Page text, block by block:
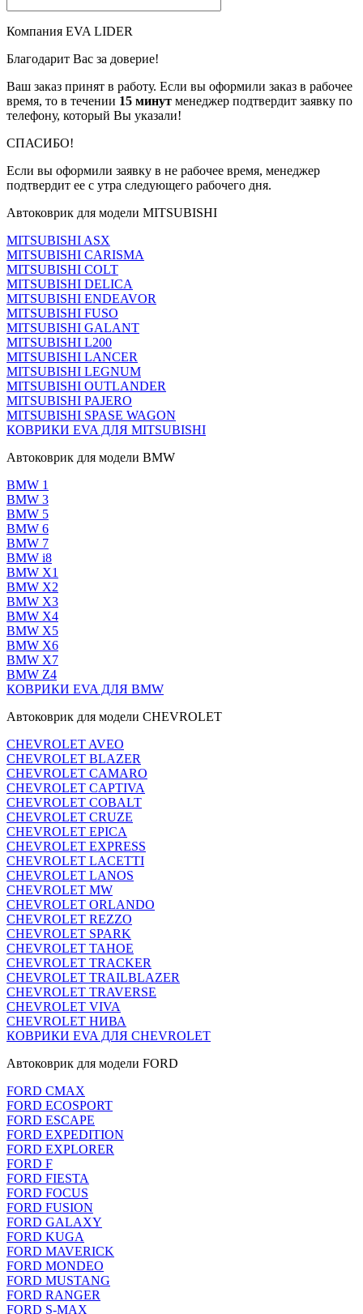
Компания EVA LIDER
Благодарит Вас за доверие!
Ваш заказ принят в работу. Если вы оформили заказ в рабочее
время, то в течении 15 минут менеджер подтвердит заявку по
телефону, который Вы указали!
СПАСИБО!
Если вы оформили заявку в не рабочее время, менеджер
подтвердит ее с утра следующего рабочего дня.
Автоковрик для модели MITSUBISHI
MITSUBISHI ASX
MITSUBISHI CARISMA
MITSUBISHI COLT
MITSUBISHI DELICA
MITSUBISHI ENDEAVOR
MITSUBISHI FUSO
MITSUBISHI GALANT
MITSUBISHI L200
MITSUBISHI LANCER
MITSUBISHI LEGNUM
MITSUBISHI OUTLANDER
MITSUBISHI PAJERO
MITSUBISHI SPASE WAGON
КОВРИКИ EVA ДЛЯ MITSUBISHI
Автоковрик для модели BMW
BMW 1
BMW 3
BMW 5
BMW 6
BMW 7
BMW i8
BMW X1
BMW X2
BMW X3
BMW X4
BMW X5
BMW X6
BMW X7
BMW Z4
КОВРИКИ EVA ДЛЯ BMW
Автоковрик для модели CHEVROLET
CHEVROLET AVEO
CHEVROLET BLAZER
CHEVROLET CAMARO
CHEVROLET CAPTIVA
CHEVROLET COBALT
CHEVROLET CRUZE
CHEVROLET EPICA
CHEVROLET EXPRESS
CHEVROLET LACETTI
CHEVROLET LANOS
CHEVROLET MW
CHEVROLET ORLANDO
CHEVROLET REZZO
CHEVROLET SPARK
CHEVROLET TAHOE
CHEVROLET TRACKER
CHEVROLET TRAILBLAZER
CHEVROLET TRAVERSE
CHEVROLET VIVA
CHEVROLET НИВА
КОВРИКИ EVA ДЛЯ CHEVROLET
Автоковрик для модели FORD
FORD CMAX
FORD ECOSPORT
FORD ESCAPE
FORD EXPEDITION
FORD EXPLORER
FORD F
FORD FIESTA
FORD FOCUS
FORD FUSION
FORD GALAXY
FORD KUGA
FORD MAVERICK
FORD MONDEO
FORD MUSTANG
FORD RANGER
FORD S-MAX